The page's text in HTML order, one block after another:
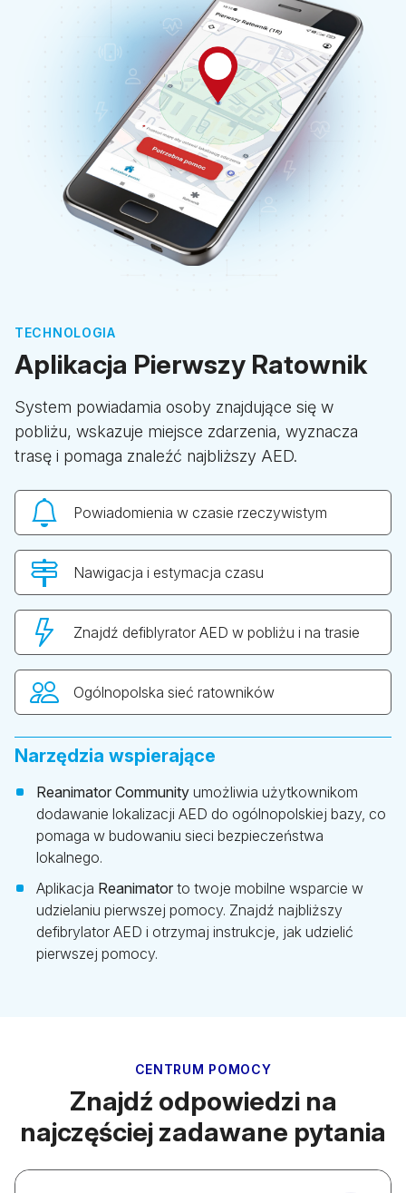
TECHNOLOGIA
Aplikacja Pierwszy Ratownik
System powiadamia osoby znajdujące się w
pobliżu, wskazuje miejsce zdarzenia, wyznacza
trasę i pomaga znaleźć najbliższy AED.
Powiadomienia w czasie rzeczywistym
Nawigacja i estymacja czasu
Znajdź defiblyrator AED w pobliżu i na trasie
Ogólnopolska sieć ratowników
Narzędzia wspierające
Reanimator Community umożliwia użytkownikom
dodawanie lokalizacji AED do ogólnopolskiej bazy, co
pomaga w budowaniu sieci bezpieczeństwa
lokalnego.
Aplikacja Reanimator to twoje mobilne wsparcie w
udzielaniu pierwszej pomocy. Znajdź najbliższy
defibrylator AED i otrzymaj instrukcje, jak udzielić
pierwszej pomocy.
CENTRUM POMOCY
Znajdź odpowiedzi na
najczęściej zadawane pytania